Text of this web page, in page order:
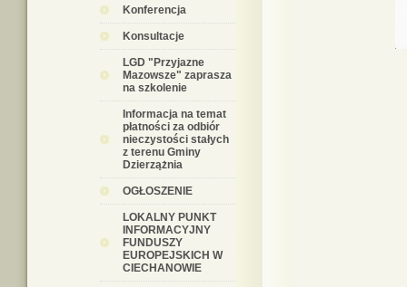
Konferencja
Konsultacje
LGD "Przyjazne
Mazowsze" zaprasza
na szkolenie
Informacja na temat
płatności za odbiór
nieczystości stałych
z terenu Gminy
Dzierzążnia
OGŁOSZENIE
LOKALNY PUNKT
INFORMACYJNY
FUNDUSZY
EUROPEJSKICH W
CIECHANOWIE